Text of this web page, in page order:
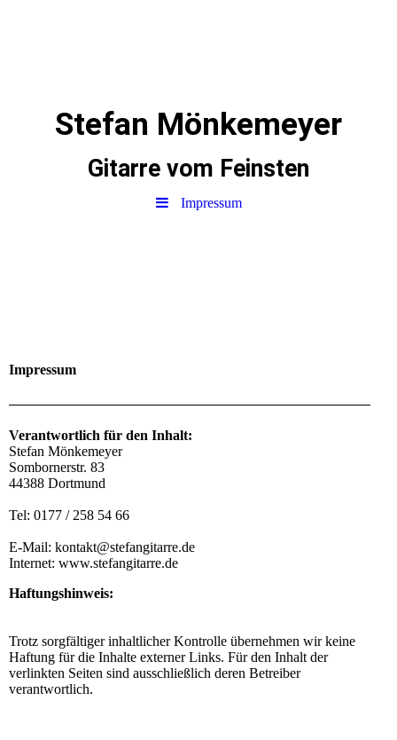
Stefan Mönkemeyer
Gitarre vom Feinsten
Impressum
Impressum
Verantwortlich für den Inhalt:
Stefan Mönkemeyer
Sombornerstr. 83
44388 Dortmund
Tel: 0177 / 258 54 66
E-Mail: kontakt@stefangitarre.de
Internet: www.stefangitarre.de
Haftungshinweis:
Trotz sorgfältiger inhaltlicher Kontrolle übernehmen wir keine
Haftung für die Inhalte externer Links. Für den Inhalt der
verlinkten Seiten sind ausschließlich deren Betreiber
verantwortlich.